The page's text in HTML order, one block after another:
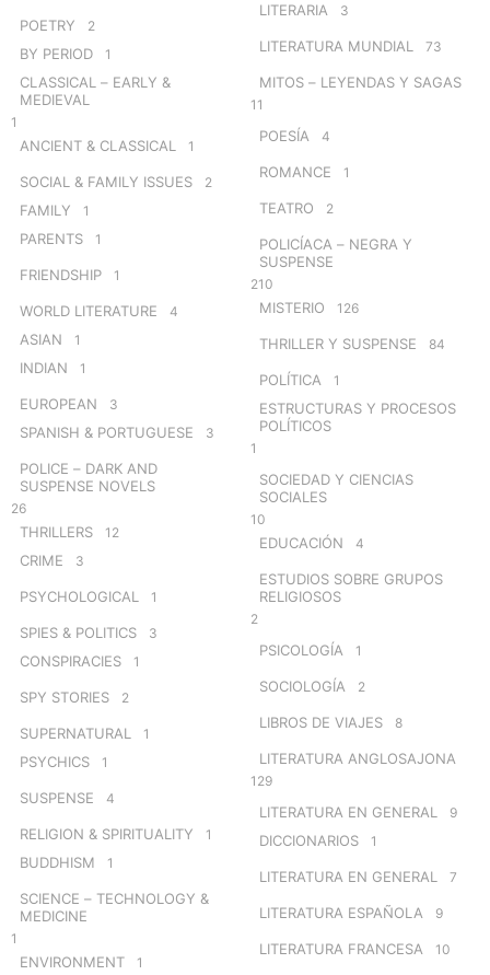
POETRY 2
BY PERIOD 1
CLASSICAL – EARLY &
MEDIEVAL
1
ANCIENT & CLASSICAL 1
SOCIAL & FAMILY ISSUES 2
FAMILY 1
PARENTS 1
FRIENDSHIP 1
WORLD LITERATURE 4
ASIAN 1
INDIAN 1
EUROPEAN 3
SPANISH & PORTUGUESE 3
POLICE – DARK AND
SUSPENSE NOVELS
26
THRILLERS 12
CRIME 3
PSYCHOLOGICAL 1
SPIES & POLITICS 3
CONSPIRACIES 1
SPY STORIES 2
SUPERNATURAL 1
PSYCHICS 1
SUSPENSE 4
RELIGION & SPIRITUALITY 1
BUDDHISM 1
SCIENCE – TECHNOLOGY &
MEDICINE
1
ENVIRONMENT 1
LITERARIA 3
LITERATURA MUNDIAL 73
MITOS – LEYENDAS Y SAGAS
11
POESÍA 4
ROMANCE 1
TEATRO 2
POLICÍACA – NEGRA Y
SUSPENSE
210
MISTERIO 126
THRILLER Y SUSPENSE 84
POLÍTICA 1
ESTRUCTURAS Y PROCESOS
POLÍTICOS
1
SOCIEDAD Y CIENCIAS
SOCIALES
10
EDUCACIÓN 4
ESTUDIOS SOBRE GRUPOS
RELIGIOSOS
2
PSICOLOGÍA 1
SOCIOLOGÍA 2
LIBROS DE VIAJES 8
LITERATURA ANGLOSAJONA
129
LITERATURA EN GENERAL 9
DICCIONARIOS 1
LITERATURA EN GENERAL 7
LITERATURA ESPAÑOLA 9
LITERATURA FRANCESA 10